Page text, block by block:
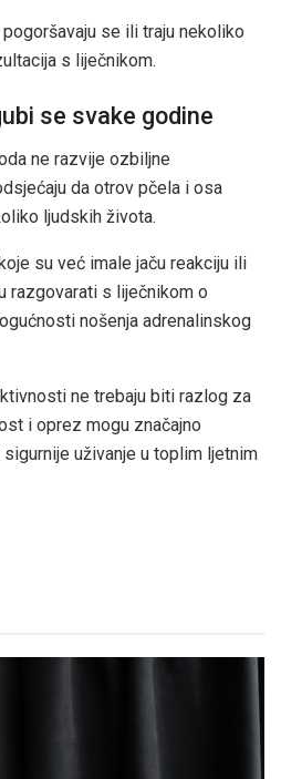
se ili traju nekoliko
s liječnikom.
se svake godine
ne razvije ozbiljne
da otrov pčela i osa
ljudskih života.
su već imale jaču reakciju ili
razgovarati s liječnikom o
nošenja adrenalinskog
ne trebaju biti razlog za
i oprez mogu značajno
uživanje u toplim ljetnim